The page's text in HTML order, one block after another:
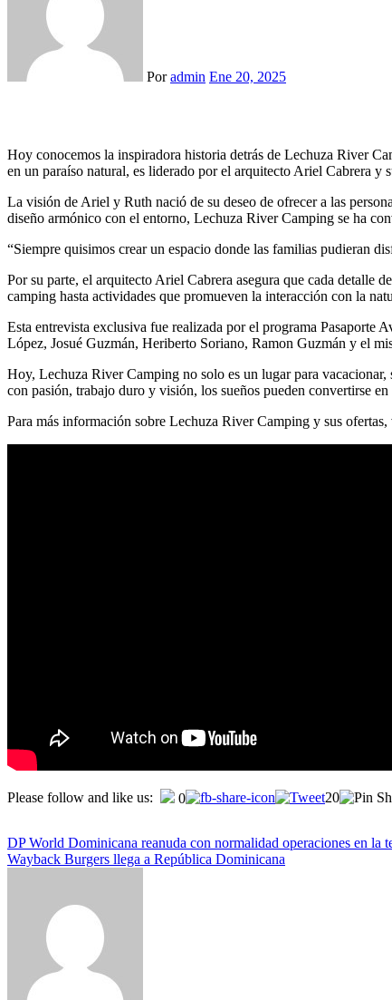
Poradmin Ene 20, 2025
Hoy conocemos la inspiradora historia detrás de Lechuza River
en un paraíso natural, es liderado por el arquitecto Ariel Cabrera y
La visión de Ariel y Ruth nació de su deseo de ofrecer a las
diseño armónico con el entorno, Lechuza River Camping se ha
“Siempre quisimos crear un espacio donde las familias pudieran
Por su parte, el arquitecto Ariel Cabrera asegura que cada detalle
camping hasta actividades que promueven la interacción con la
Esta entrevista exclusiva fue realizada por el programa
López, Josué Guzmán, Heriberto Soriano, Ramon Guzmán y el
Hoy, Lechuza River Camping no solo es un lugar para
con pasión, trabajo duro y visión, los sueños pueden convertirse
Para más información sobre Lechuza River Camping y sus
Please follow and like us: 0 20
DP World Dominicana reanuda con normalidad operaciones en la
Wayback Burgers llega a República Dominicana